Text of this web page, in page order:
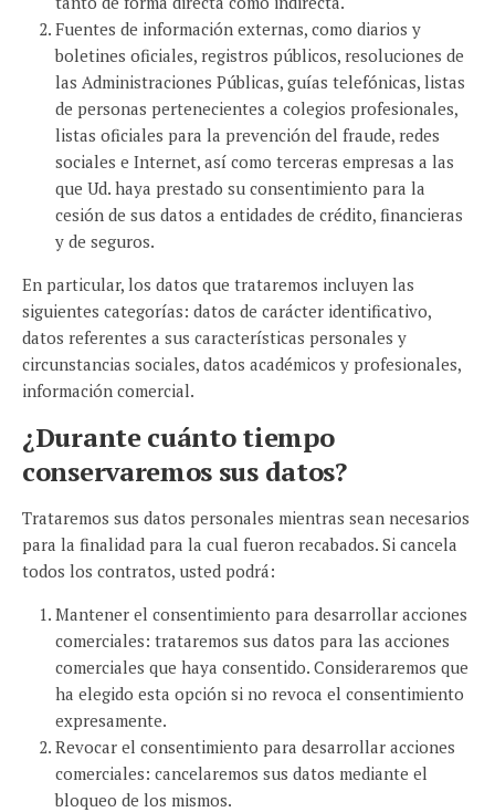
Fuentes de información externas, como diarios y
boletines oficiales, registros públicos, resoluciones de
las Administraciones Públicas, guías telefónicas, listas
de personas pertenecientes a colegios profesionales,
listas oficiales para la prevención del fraude, redes
sociales e Internet, así como terceras empresas a las
que Ud. haya prestado su consentimiento para la
cesión de sus datos a entidades de crédito, financieras
y de seguros.
En particular, los datos que trataremos incluyen las
siguientes categorías: datos de carácter identificativo,
datos referentes a sus características personales y
circunstancias sociales, datos académicos y profesionales,
información comercial.
¿Durante cuánto tiempo
conservaremos sus datos?
Trataremos sus datos personales mientras sean necesarios
para la finalidad para la cual fueron recabados. Si cancela
todos los contratos, usted podrá:
Mantener el consentimiento para desarrollar acciones
comerciales: trataremos sus datos para las acciones
comerciales que haya consentido. Consideraremos que
ha elegido esta opción si no revoca el consentimiento
expresamente.
Revocar el consentimiento para desarrollar acciones
comerciales: cancelaremos sus datos mediante el
bloqueo de los mismos.